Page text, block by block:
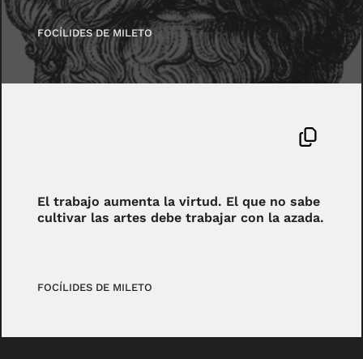
FOCÍLIDES DE MILETO
El trabajo aumenta la virtud. El que no sabe
cultivar las artes debe trabajar con la azada.
FOCÍLIDES DE MILETO